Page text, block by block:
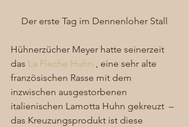
Der erste Tag im Dennenloher Stall
Hühnerzücher Meyer hatte seinerzeit
das La Fleche Huhn , eine sehr alte
französischen Rasse mit dem
inzwischen ausgestorbenen
italienischen Lamotta Huhn gekreuzt  –
das Kreuzungsprodukt ist diese